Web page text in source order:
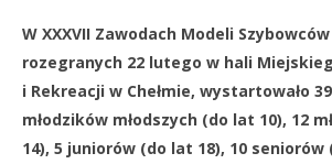
26
lutego
2019
REDAKCJA
W XXXVII Zawodach Modeli
rozegranych 22 lutego w hali
i Rekreacji w Chełmie, wystartowało
młodzików młodszych (do lat 10), 12
14), 5 juniorów (do lat 18), 10 seniorów